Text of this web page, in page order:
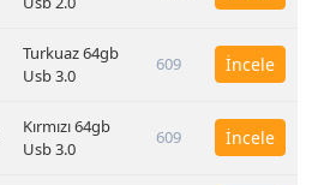
Turkuaz 64gb
Usb 3.0
609 İncele
Kırmızı 64gb
Usb 3.0
609 İncele